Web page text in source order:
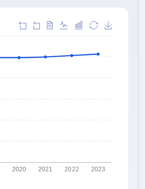
2020 2021 2022 2023